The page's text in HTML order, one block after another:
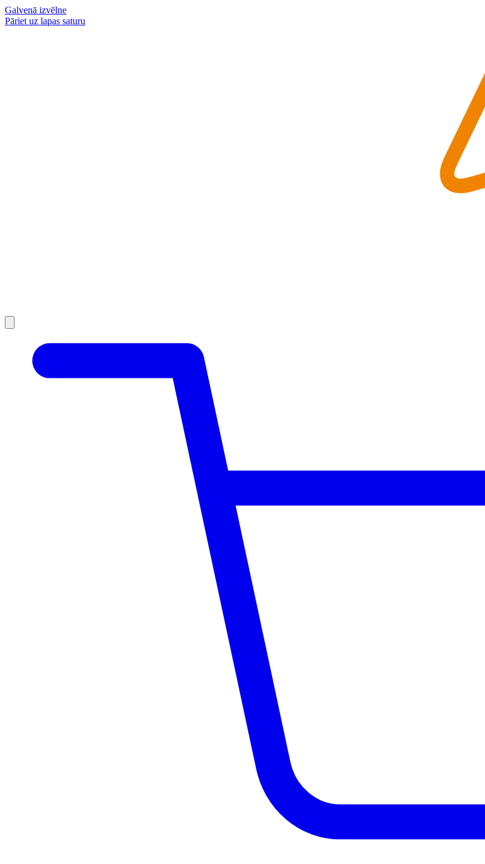
Galvenā izvēlne
Pāriet uz lapas saturu